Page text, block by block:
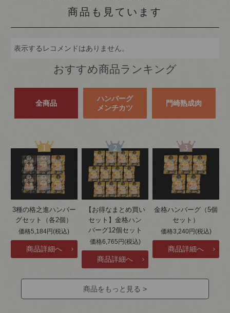
商品も見ています
表示するレコメンドはありません。
おすすめ商品ランキング
全商品
ハンバーグ
メンチカツ
門崎熟成肉
3種の格之進ハンバー
グセット（各2個）
価格5,184円(税込)
【お得なまとめ買い
セット】金格ハン
バーグ12個セット
価格6,765円(税込)
金格ハンバーグ（5個
セット）
価格3,240円(税込)
商品をもっと見る >